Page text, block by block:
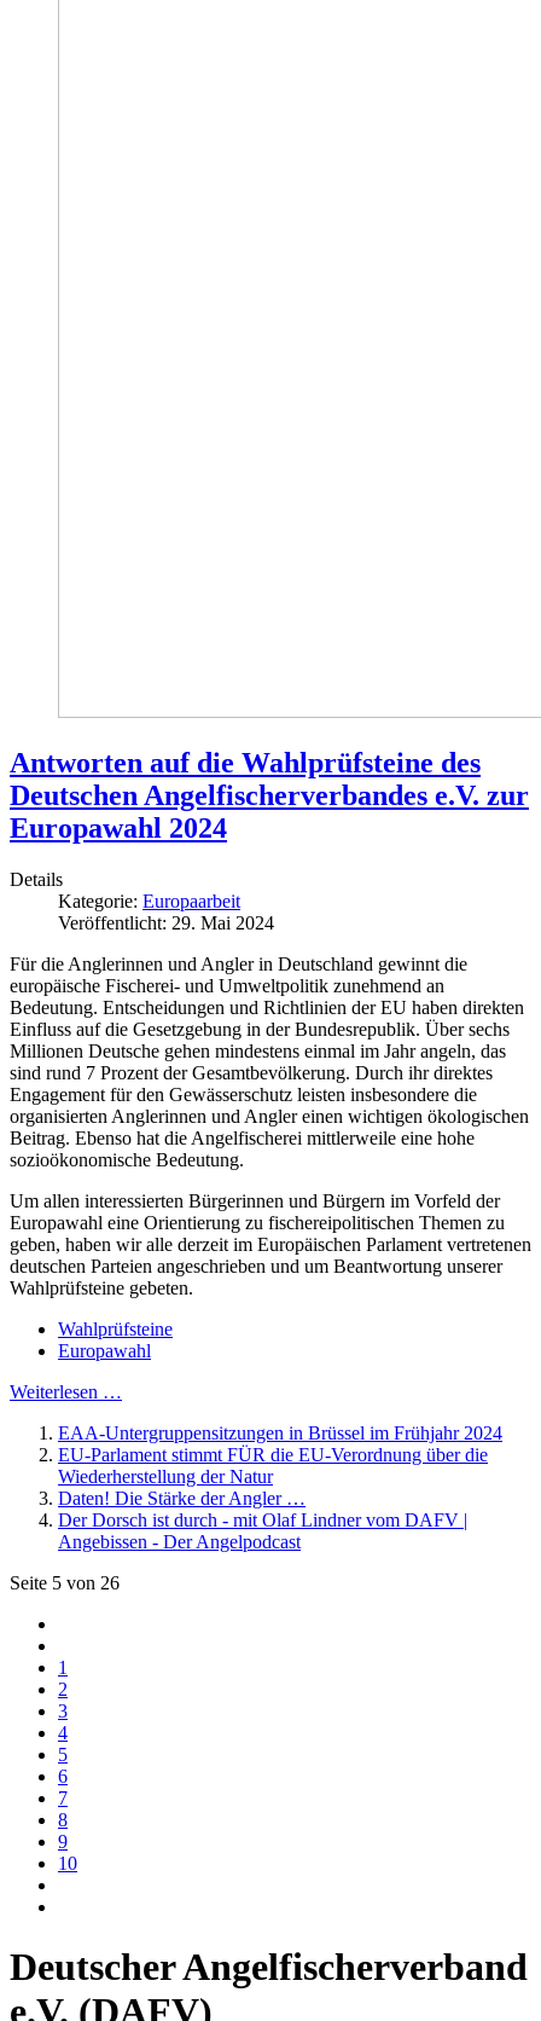
Antworten auf die Wahlprüfsteine des
Deutschen Angelfischerverbandes e.V. zur
Europawahl 2024
Details
Kategorie: Europaarbeit
Veröffentlicht: 29. Mai 2024
Für die Anglerinnen und Angler in Deutschland gewinnt die
europäische Fischerei- und Umweltpolitik zunehmend an
Bedeutung. Entscheidungen und Richtlinien der EU haben direkten
Einfluss auf die Gesetzgebung in der Bundesrepublik. Über sechs
Millionen Deutsche gehen mindestens einmal im Jahr angeln, das
sind rund 7 Prozent der Gesamtbevölkerung. Durch ihr direktes
Engagement für den Gewässerschutz leisten insbesondere die
organisierten Anglerinnen und Angler einen wichtigen ökologischen
Beitrag. Ebenso hat die Angelfischerei mittlerweile eine hohe
sozioökonomische Bedeutung.
Um allen interessierten Bürgerinnen und Bürgern im Vorfeld der
Europawahl eine Orientierung zu fischereipolitischen Themen zu
geben, haben wir alle derzeit im Europäischen Parlament vertretenen
deutschen Parteien angeschrieben und um Beantwortung unserer
Wahlprüfsteine gebeten.
Wahlprüfsteine
Europawahl
Weiterlesen …
EAA-Untergruppensitzungen in Brüssel im Frühjahr 2024
EU-Parlament stimmt FÜR die EU-Verordnung über die
Wiederherstellung der Natur
Daten! Die Stärke der Angler …
Der Dorsch ist durch - mit Olaf Lindner vom DAFV |
Angebissen - Der Angelpodcast
Seite 5 von 26
1
2
3
4
5
6
7
8
9
10
Deutscher Angelfischerverband
e.V. (DAFV)